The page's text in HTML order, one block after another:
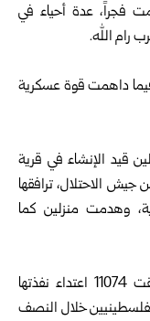
فجراً، عدة أحياء في
رام الله.‏
داهمت قوة عسكرية
قيد الإنشاء في قرية
جيش الاحتلال، ترافقها
وهدمت منزلين كما
وكانت هيئة مقاومة الجدار والاستيطان وثقت 11074 اعتداء نفذتها
خلال ‏النصف